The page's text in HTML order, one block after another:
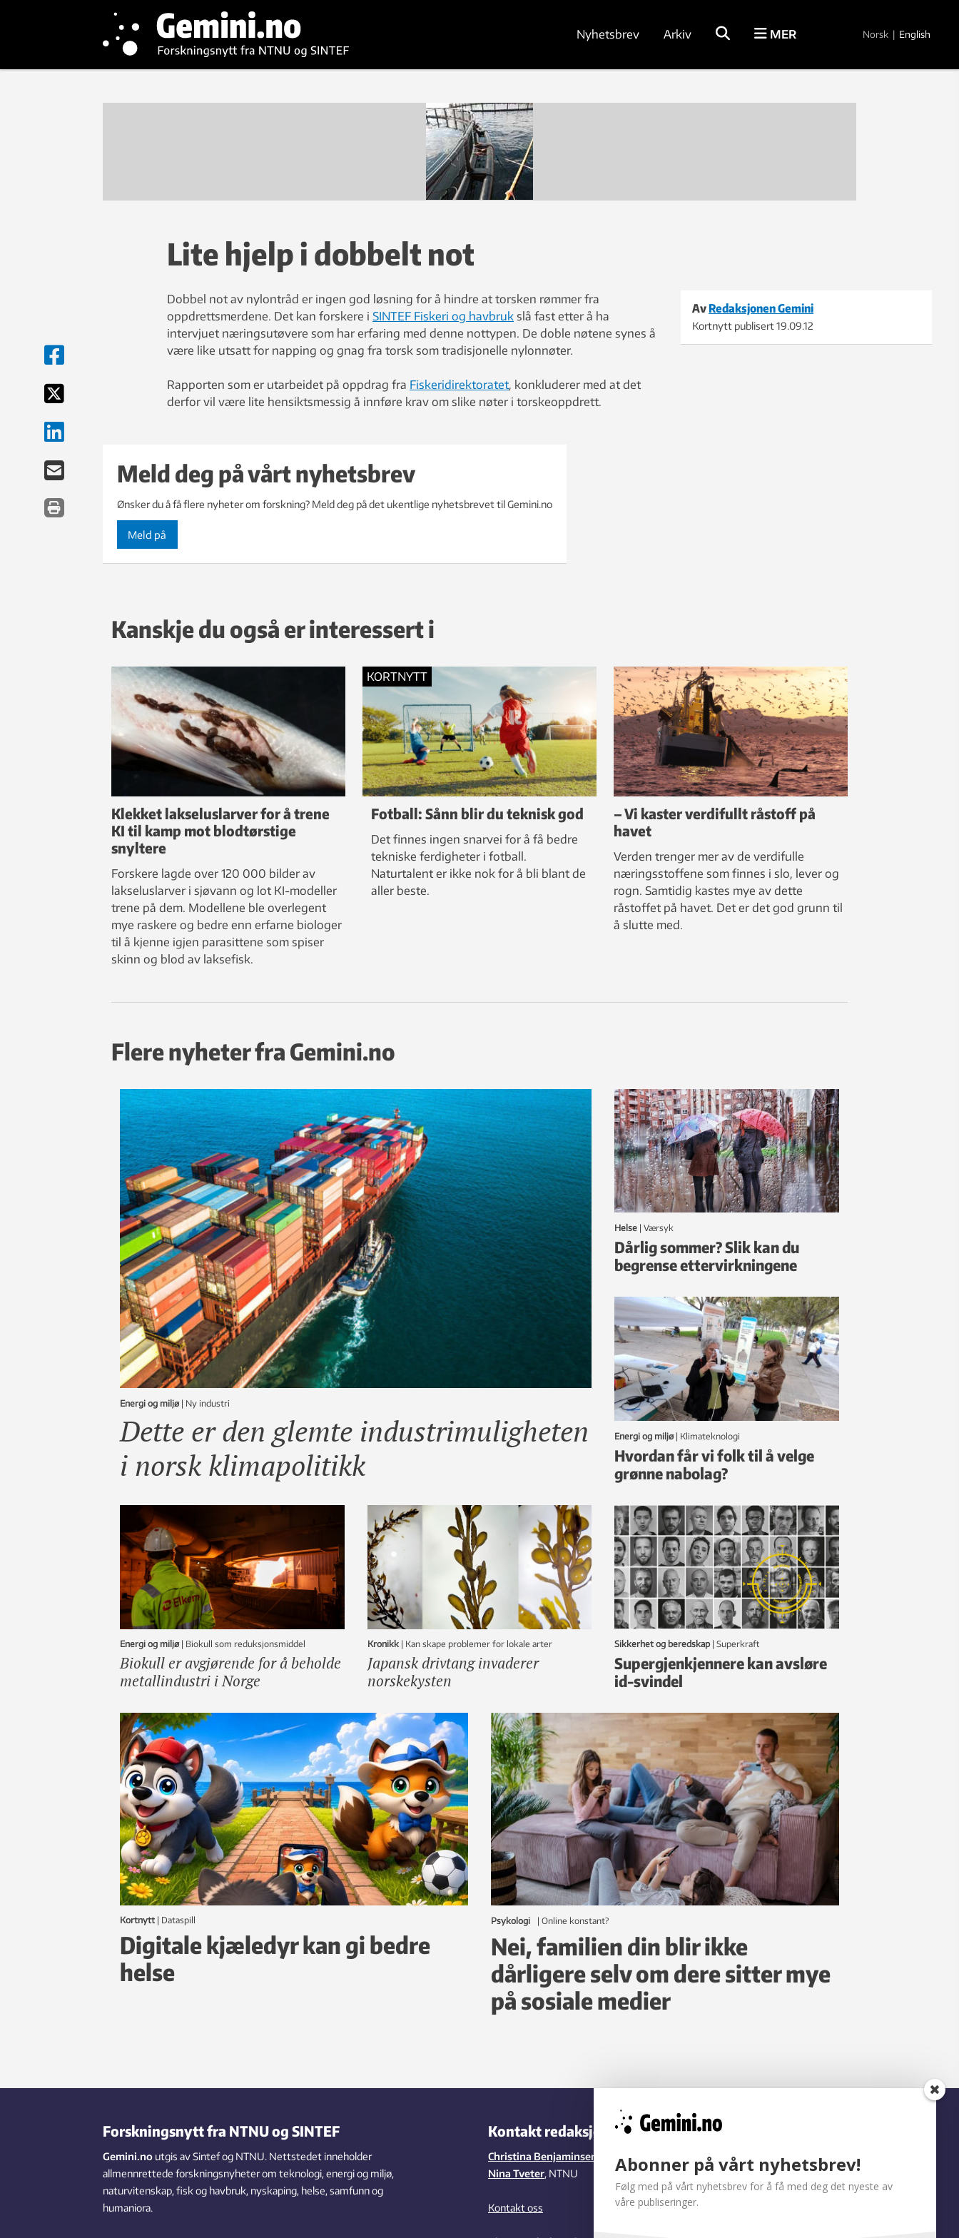
Nyhetsbrev Arkiv MER Norsk | English
Lite hjelp i dobbelt not
Av Redaksjonen Gemini
Kortnytt publisert19.09.12
Dobbel not av nylontråd er ingen god løsning for å hindre at torsken rømmer fra
oppdrettsmerdene. Det kan forskere i SINTEF Fiskeri og havbruk slå fast etter å ha
intervjuet næringsutøvere som har erfaring med denne nottypen. De doble nøtene synes å
være like utsatt for napping og gnag fra torsk som tradisjonelle nylonnøter.
Rapporten som er utarbeidet på oppdrag fra Fiskeridirektoratet, konkluderer med at det
derfor vil være lite hensiktsmessig å innføre krav om slike nøter i torskeoppdrett.
Meld deg på vårt nyhetsbrev
Ønsker du å få flere nyheter om forskning? Meld deg på det ukentlige nyhetsbrevet til Gemini.no
Meld på
Kanskje du også er interessert i
Klekket lakseluslarver for å trene
KI til kamp mot blodtørstige
snyltere
Forskere lagde over 120 000 bilder av
lakseluslarver i sjøvann og lot KI-modeller
trene på dem. Modellene ble overlegent
mye raskere og bedre enn erfarne biologer
til å kjenne igjen parasittene som spiser
skinn og blod av laksefisk.
KORTNYTT
Fotball: Sånn blir du teknisk god
Det finnes ingen snarvei for å få bedre
tekniske ferdigheter i fotball.
Naturtalent er ikke nok for å bli blant de
aller beste.
– Vi kaster verdifullt råstoff på
havet
Verden trenger mer av de verdifulle
næringsstoffene som finnes i slo, lever og
rogn. Samtidig kastes mye av dette
råstoffet på havet. Det er det god grunn til
å slutte med.
Flere nyheter fra Gemini.no
Energi og miljø | ny industri
Dette er den glemte industrimuligheten
i norsk klimapolitikk
Helse | Værsyk
Dårlig sommer? Slik kan du
begrense ettervirkningene
Energi og miljø | klimateknologi
Hvordan får vi folk til å velge
grønne nabolag?
Energi og miljø | Biokull som reduksjonsmiddel
Biokull er avgjørende for å beholde
metallindustri i Norge
Kronikk | Kan skape problemer for lokale arter
Japansk drivtang invaderer
norskekysten
Sikkerhet og beredskap | Superkraft
Supergjenkjennere kan avsløre
id-svindel
Kortnytt | dataspill
Digitale kjæledyr kan gi bedre
helse
Psykologi | online konstant?
Nei, familien din blir ikke
dårligere selv om dere sitter mye
på sosiale medier
Forskningsnytt fra NTNU og SINTEF
Gemini.no utgis av Sintef og NTNU. Nettstedet inneholder
allmennrettede forskningsnyheter om teknologi, energi og miljø,
naturvitenskap, fisk og havbruk, nyskaping, helse, samfunn og
humaniora.
Kontakt redaksjonen
Christina Benjaminsen
SINTEF
Nina Tveter, NTNU
Kontakt oss
Abonner på vårt nyhetsbrev!
Følg med på vårt nyhetsbrev for å få med deg det nyeste av
våre publiseringer.